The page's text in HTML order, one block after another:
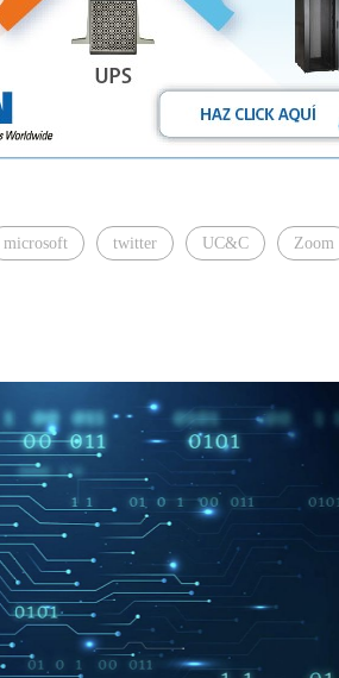
microsoft twitter UC&C Zoom